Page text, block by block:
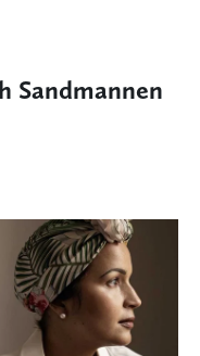
Sandmannen